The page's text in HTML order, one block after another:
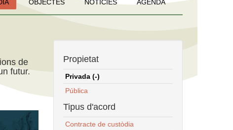
OBJECTES NOTÍCIES AGENDA
de
futur.
Propietat
Privada (-)
Pública
Tipus d'acord
Contracte de custòdia